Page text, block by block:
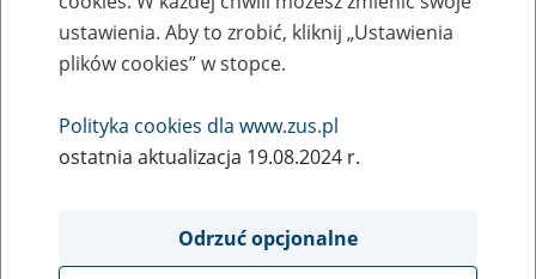
członka rodziny ubezpieczonego
12
Każda osoba, która jest objęta obowiązkowymi
ustawienia. Aby to zrobić, kliknij „Ustawienia
plików cookies” w stopce.
Polityka cookies dla www.zus.pl
ostatnia aktualizacja 19.08.2024 r.
Odrzuć opcjonalne